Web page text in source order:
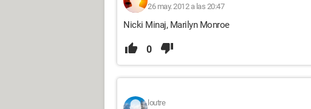
26 may. 2012 a las 20:47
Nicki Minaj, Marilyn Monroe
0
loutre